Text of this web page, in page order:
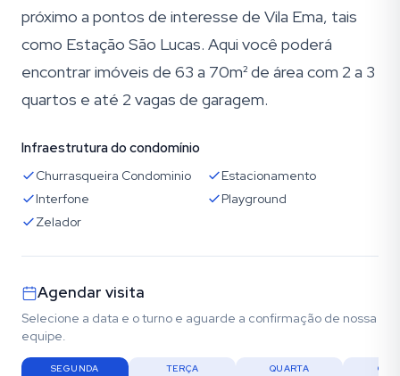
próximo a pontos de interesse de Vila Ema, tais
como Estação São Lucas. Aqui você poderá
encontrar imóveis de 63 a 70m² de área com 2 a 3
quartos e até 2 vagas de garagem.
Infraestrutura do condomínio
Churrasqueira Condominio
Estacionamento
Interfone
Playground
Zelador
Agendar visita
Selecione a data e o turno e aguarde a confirmação de nossa
equipe.
SEGUNDA TERÇA QUARTA